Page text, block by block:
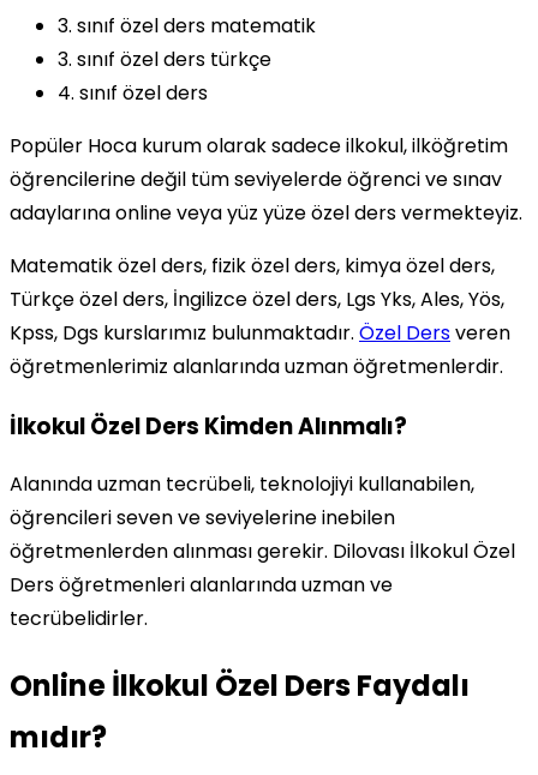
3. sınıf özel ders matematik
3. sınıf özel ders türkçe
4. sınıf özel ders
Popüler Hoca kurum olarak sadece ilkokul, ilköğretim
öğrencilerine değil tüm seviyelerde öğrenci ve sınav
adaylarına online veya yüz yüze özel ders vermekteyiz.
Matematik özel ders, fizik özel ders, kimya özel ders,
Türkçe özel ders, İngilizce özel ders, Lgs Yks, Ales, Yös,
Kpss, Dgs kurslarımız bulunmaktadır. Özel Dersveren
öğretmenlerimiz alanlarında uzman öğretmenlerdir.
İlkokul Özel Ders Kimden Alınmalı?
Alanında uzman tecrübeli, teknolojiyi kullanabilen,
öğrencileri seven ve seviyelerine inebilen
öğretmenlerden alınması gerekir. Dilovası İlkokul Özel
Ders öğretmenleri alanlarında uzman ve
tecrübelidirler.
Online İlkokul Özel Ders Faydalı
mıdır?